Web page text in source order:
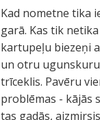
Kad nometne tika
garā. Kas tik
kartupeļu biezeņi
un otru ugunskuru
trīceklis. Pavēru
problēmas - kājās
tas gadās,